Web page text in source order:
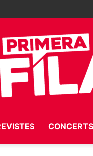
CONCERTS